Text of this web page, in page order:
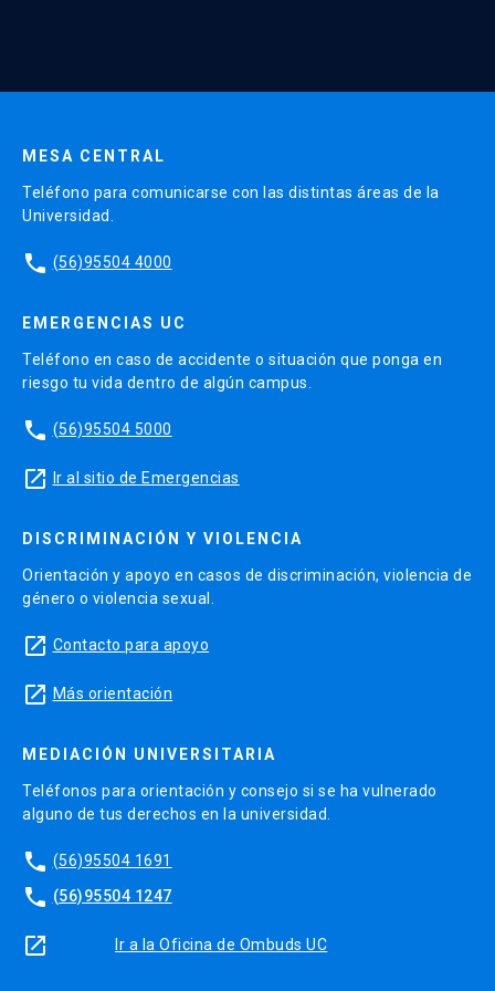
MESA CENTRAL
Teléfono para comunicarse con las distintas áreas de la
Universidad.
phone (56)95504 4000
EMERGENCIAS UC
Teléfono en caso de accidente o situación que ponga en
riesgo tu vida dentro de algún campus.
phone (56)95504 5000
launch Ir al sitio de Emergencias
DISCRIMINACIÓN Y VIOLENCIA
Orientación y apoyo en casos de discriminación, violencia de
género o violencia sexual.
launch Contacto para apoyo
launch Más orientación
MEDIACIÓN UNIVERSITARIA
Teléfonos para orientación y consejo si se ha vulnerado
alguno de tus derechos en la universidad.
phone (56)95504 1691
phone (56)95504 1247
launch Ir a la Oficina de Ombuds UC